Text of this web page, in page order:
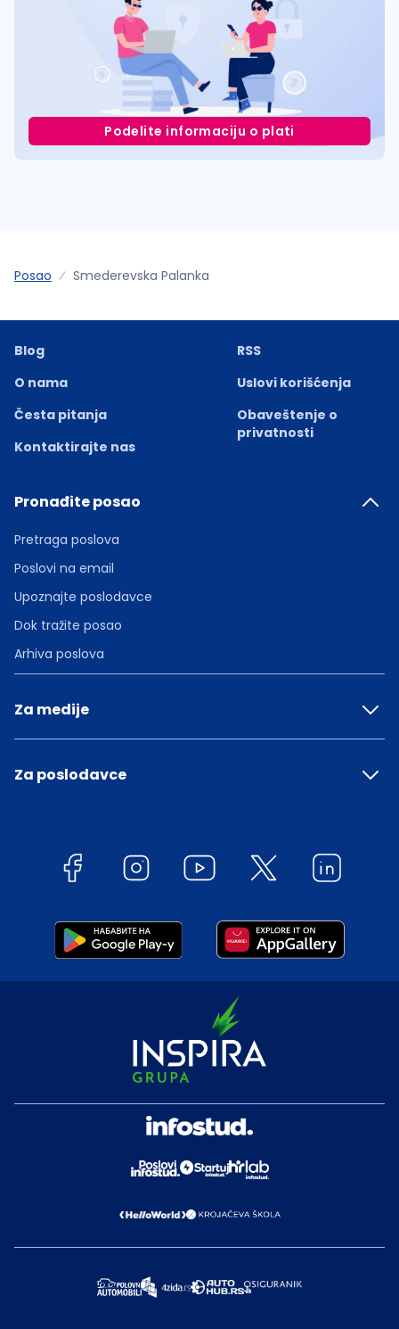
Podelite informaciju o plati
Posao Smederevska Palanka
Blog
O nama
Česta pitanja
Kontaktirajte nas
RSS
Uslovi korišćenja
Obaveštenje o
privatnosti
Pronađite posao
Pretraga poslova
Poslovi na email
Upoznajte poslodavce
Dok tražite posao
Arhiva poslova
Za medije
Za poslodavce